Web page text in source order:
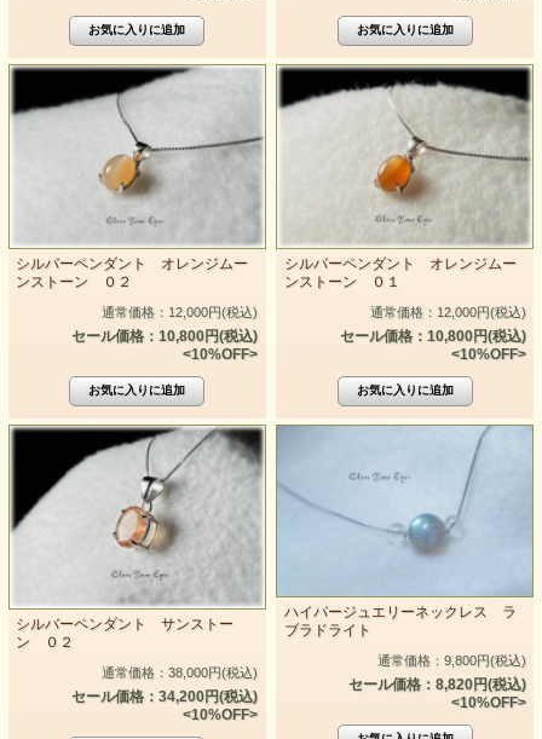
シルバーペンダント オレンジムー
ンストーン ０２
通常価格：12,000円(税込)
セール価格：10,800円(税込)
<10%OFF>
シルバーペンダント オレンジムー
ンストーン ０１
通常価格：12,000円(税込)
セール価格：10,800円(税込)
<10%OFF>
シルバーペンダント サンストー
ン ０２
通常価格：38,000円(税込)
セール価格：34,200円(税込)
<10%OFF>
ハイパージュエリーネックレス ラ
ブラドライト
通常価格：9,800円(税込)
セール価格：8,820円(税込)
<10%OFF>